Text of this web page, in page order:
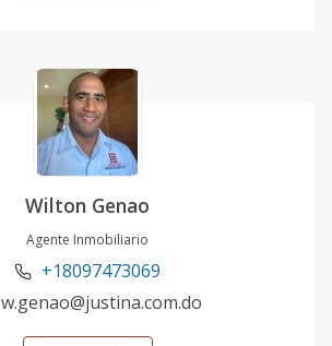
Wilton Genao
Agente Inmobiliario
+18097473069
w.genao@justina.com.do